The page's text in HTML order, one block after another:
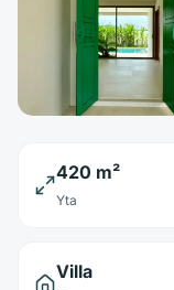
420 m²
Yta
Villa